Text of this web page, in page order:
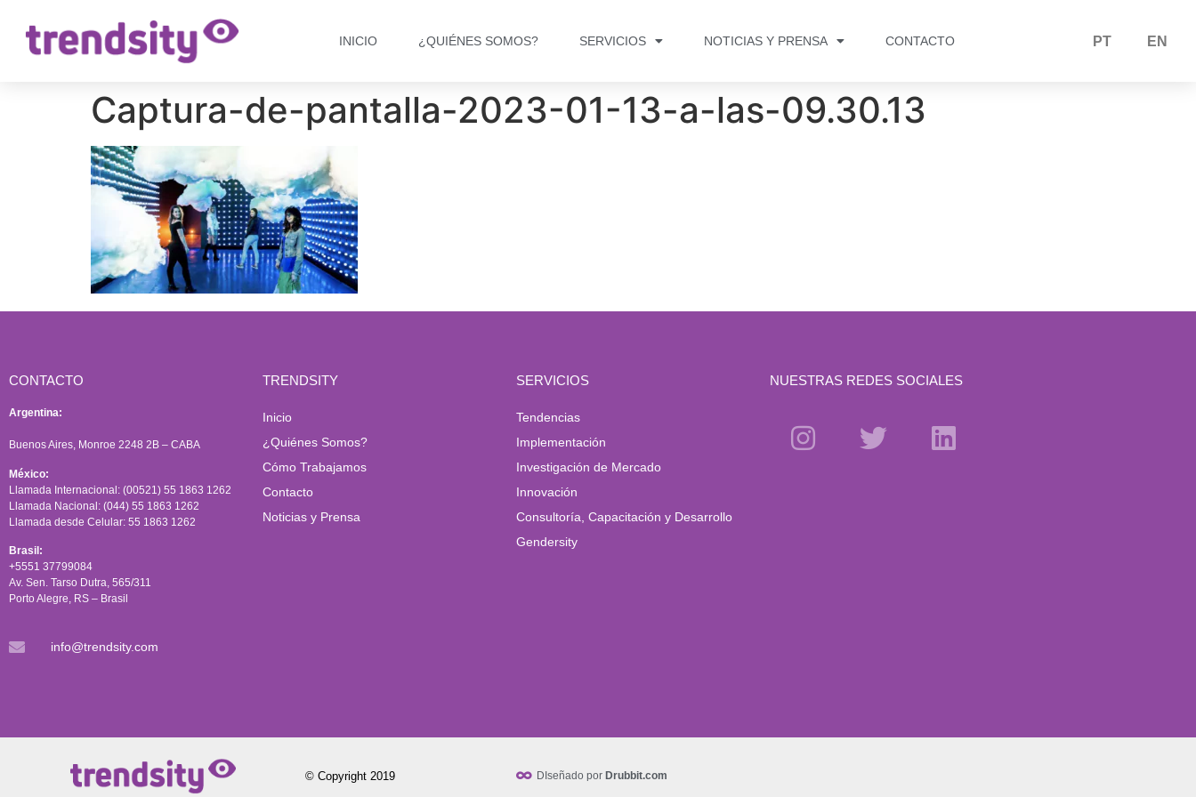
INICIO ¿QUIÉNES SOMOS? SERVICIOS NOTICIAS Y PRENSA CONTACTO PT EN
Captura-de-pantalla-2023-01-13-a-las-09.30.13
CONTACTO
Argentina:
Buenos Aires, Monroe 2248 2B – CABA
México:
Llamada Internacional: (00521) 55 1863 1262
Llamada Nacional: (044) 55 1863 1262
Llamada desde Celular: 55 1863 1262
Brasil:
+5551 37799084
Av. Sen. Tarso Dutra, 565/311
Porto Alegre, RS – Brasil
info@trendsity.com
TRENDSITY
Inicio
¿Quiénes Somos?
Cómo Trabajamos
Contacto
Noticias y Prensa
SERVICIOS
Tendencias
Implementación
Investigación de Mercado
Innovación
Consultoría, Capacitación y Desarrollo
Gendersity
NUESTRAS REDES SOCIALES
© Copyright 2019 DIseñado por Drubbit.com